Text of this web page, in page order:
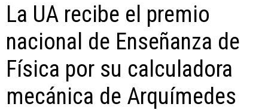
La UA recibe el premio
nacional de Enseñanza de
Física por su calculadora
mecánica de Arquímedes